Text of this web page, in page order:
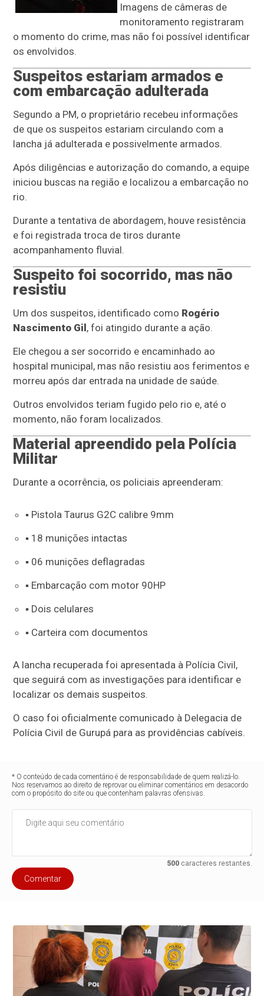
Imagens de câmeras de
monitoramento registraram
o momento do crime, mas não foi possível identificar
os envolvidos.
Suspeitos estariam armados e
com embarcação adulterada
Segundo a PM, o proprietário recebeu informações
de que os suspeitos estariam circulando com a
lancha já adulterada e possivelmente armados.
Após diligências e autorização do comando, a equipe
iniciou buscas na região e localizou a embarcação no
rio.
Durante a tentativa de abordagem, houve resistência
e foi registrada troca de tiros durante
acompanhamento fluvial.
Suspeito foi socorrido, mas não
resistiu
Um dos suspeitos, identificado como Rogério
Nascimento Gil, foi atingido durante a ação.
Ele chegou a ser socorrido e encaminhado ao
hospital municipal, mas não resistiu aos ferimentos e
morreu após dar entrada na unidade de saúde.
Outros envolvidos teriam fugido pelo rio e, até o
momento, não foram localizados.
Material apreendido pela Polícia
Militar
Durante a ocorrência, os policiais apreenderam:
▪️ Pistola Taurus G2C calibre 9mm
▪️ 18 munições intactas
▪️ 06 munições deflagradas
▪️ Embarcação com motor 90HP
▪️ Dois celulares
▪️ Carteira com documentos
A lancha recuperada foi apresentada à Polícia Civil,
que seguirá com as investigações para identificar e
localizar os demais suspeitos.
O caso foi oficialmente comunicado à Delegacia de
Polícia Civil de Gurupá para as providências cabíveis.
* O conteúdo de cada comentário é de responsabilidade de quem realizá-lo.
Nos reservamos ao direito de reprovar ou eliminar comentários em desacordo
com o propósito do site ou que contenham palavras ofensivas.
500caracteres restantes.
Comentar